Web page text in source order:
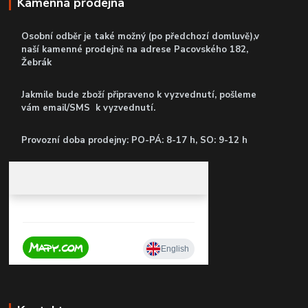
Osobní odběr je také možný (po předchozí domluvě),v
naší kamenné prodejně na adrese Pacovského 182,
Žebrák
Jakmile bude zboží připraveno k vyzvednutí, pošleme
vám email/SMS k vyzvednutí.
Provozní doba prodejny: PO-PÁ: 8-17 h, SO: 9-12 h